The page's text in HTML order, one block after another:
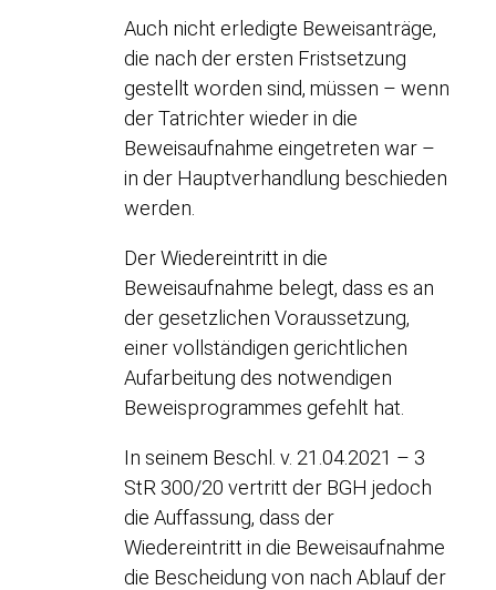
Auch nicht erledigte Beweisanträge,
die nach der ersten Fristsetzung
gestellt worden sind, müssen – wenn
der Tatrichter wieder in die
Beweisaufnahme eingetreten war –
in der Hauptverhandlung beschieden
werden.
Der Wiedereintritt in die
Beweisaufnahme belegt, dass es an
der gesetzlichen Voraussetzung,
einer vollständigen gerichtlichen
Aufarbeitung des notwendigen
Beweisprogrammes gefehlt hat.
In seinem Beschl. v. 21.04.2021 – 3
StR 300/20 vertritt der BGH jedoch
die Auffassung, dass der
Wiedereintritt in die Beweisaufnahme
die Bescheidung von nach Ablauf der